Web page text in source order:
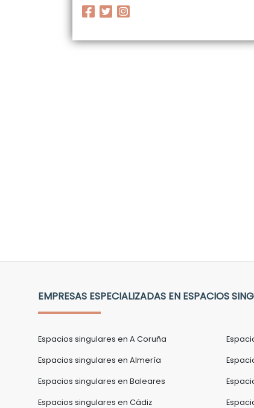
EMPRESAS ESPECIALIZADAS EN ESPACIOS
Espacios singulares en A Coruña
Espacios singulares en Almería
Espacios singulares en Baleares
Espacios singulares en Cádiz